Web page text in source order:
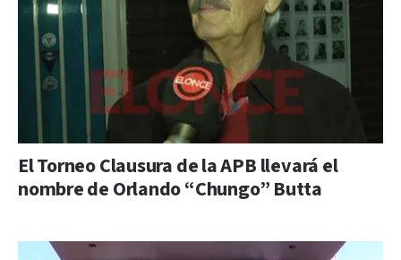
El Torneo Clausura de la APB llevará el
nombre de Orlando “Chungo” Butta